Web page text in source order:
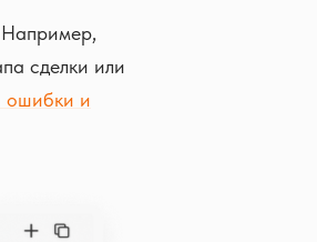
сделки или
ошибки и